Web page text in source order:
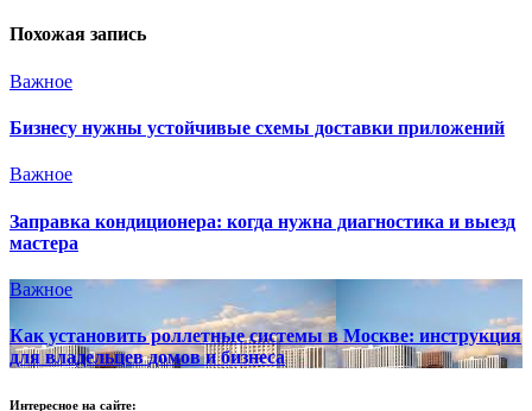
Похожая запись
Важное
Бизнесу нужны устойчивые схемы доставки приложений
Важное
Заправка кондиционера: когда нужна диагностика и выезд
мастера
Важное
Как установить роллетные системы в Москве: инструкция
для владельцев домов и бизнеса
Интересное на сайте: